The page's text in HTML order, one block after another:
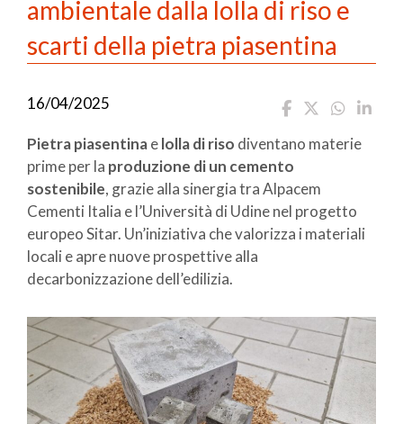
ambientale dalla lolla di riso e
scarti della pietra piasentina
16/04/2025
Pietra piasentinaelolla di riso diventano materie
prime per la produzione di un cemento
sostenibile, grazie alla sinergia tra Alpacem
Cementi Italia e l’Università di Udine nel progetto
europeo Sitar. Un’iniziativa che valorizza i materiali
locali e apre nuove prospettive alla
decarbonizzazione dell’edilizia.